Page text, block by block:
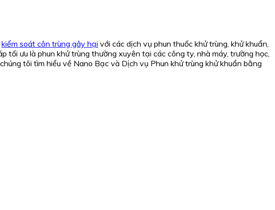
kiểm soát côn trùng gây hại với các dịch vụ phun thuốc khử trùng, khử khuẩn,
ưu là phun khử trùng thường xuyên tại các công ty, nhà máy, trường học,
tôi tìm hiểu về Nano Bạc và Dịch vụ Phun khử trùng khử khuẩn bằng